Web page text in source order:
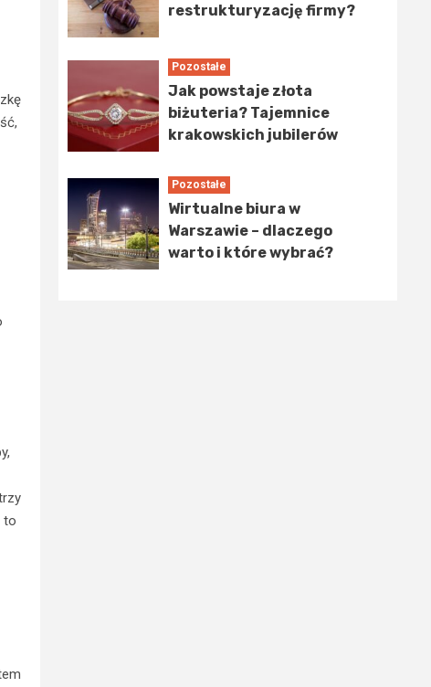
to
restrukturyzację firmy?
Pozostałe
Jak powstaje złota
biżuteria? Tajemnice
krakowskich jubilerów
Pozostałe
Wirtualne biura w
Warszawie – dlaczego
warto i które wybrać?